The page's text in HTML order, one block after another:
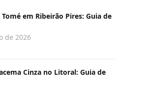
Tomé em Ribeirão Pires: Guia de
de 2026
Cinza no Litoral: Guia de